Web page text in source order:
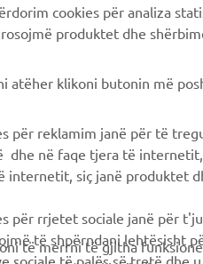
diritti
base sulla
Campi da golf
Scuole guida
Collaborazione
Informazioni
Scheda di
Yamalube
cookies për analiza
produktet dhe
atëher klikoni butonin më
për reklamim janë për të
dhe në faqe tjera të
internetit, siç janë produktet
për rrjetet sociale janë për
të shpërndani lehtësisht
sociale të palës së tretë dhe
të merrni të gjitha